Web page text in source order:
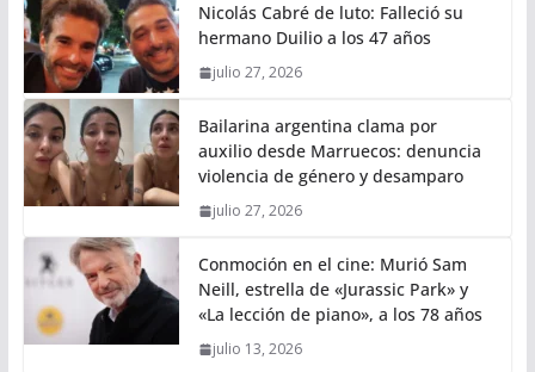
Nicolás Cabré de luto: Falleció su
hermano Duilio a los 47 años
julio 27, 2026
Bailarina argentina clama por
auxilio desde Marruecos: denuncia
violencia de género y desamparo
julio 27, 2026
Conmoción en el cine: Murió Sam
Neill, estrella de «Jurassic Park» y
«La lección de piano», a los 78 años
julio 13, 2026